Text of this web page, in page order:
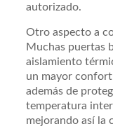
autorizado.
Otro aspecto a
Muchas puertas
aislamiento
un mayor confort
además de
temperatura
mejorando así la